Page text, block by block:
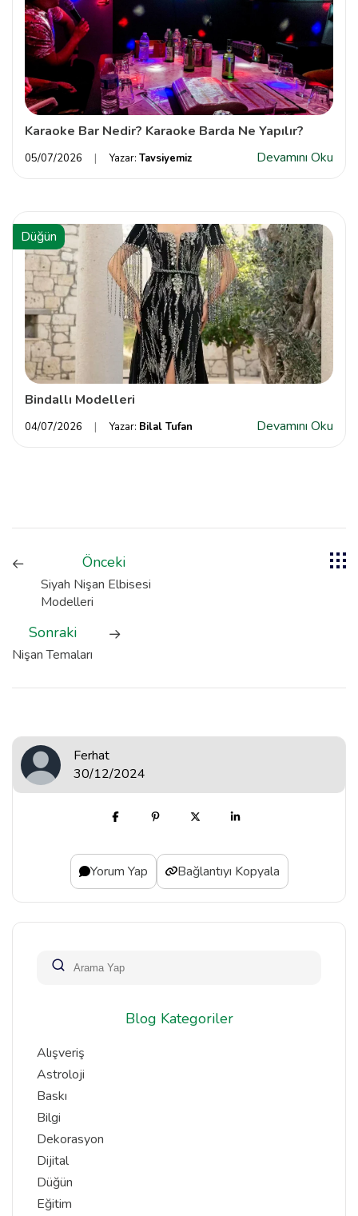
Karaoke Bar Nedir? Karaoke Barda Ne Yapılır?
05/07/2026 Yazar: Tavsiyemiz Devamını Oku
Düğün
Bindallı Modelleri
04/07/2026 Yazar: Bilal Tufan Devamını Oku
Önceki
Siyah Nişan Elbisesi
Modelleri
Sonraki
Nişan Temaları
Ferhat
30/12/2024
Yorum Yap Bağlantıyı Kopyala
Blog Kategoriler
Alışveriş
Astroloji
Baskı
Bilgi
Dekorasyon
Dijital
Düğün
Eğitim